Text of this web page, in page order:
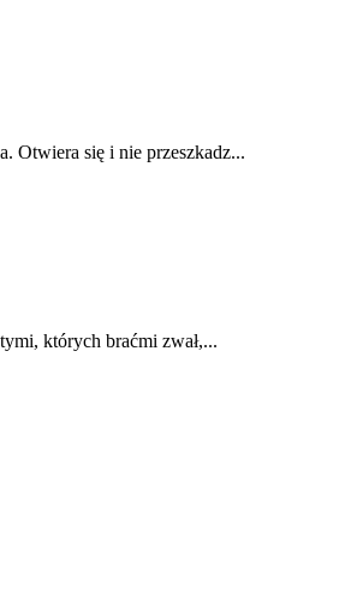
Otwiera się i nie przeszkadz...
których braćmi zwał,...